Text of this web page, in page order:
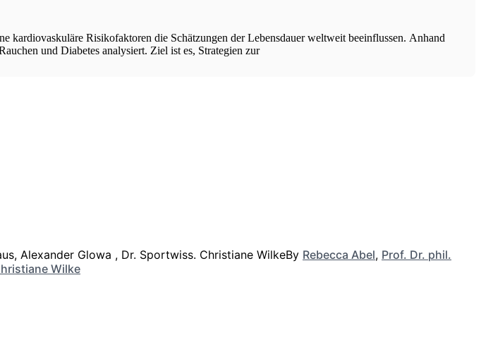
Risikofaktoren die Schätzungen der Lebensdauer weltweit beeinflussen. Anhand
und Diabetes analysiert. Ziel ist es, Strategien zur
By Rebecca Abel, Prof. Dr. phil.
Wilke